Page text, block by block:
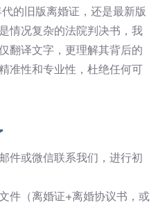
的旧版离婚证，还是最新版
情况复杂的法院判决书，我
翻译文字，更理解其背后的
准性和专业性，杜绝任何可
件或微信联系我们，进行初
件（离婚证+离婚协议书，或